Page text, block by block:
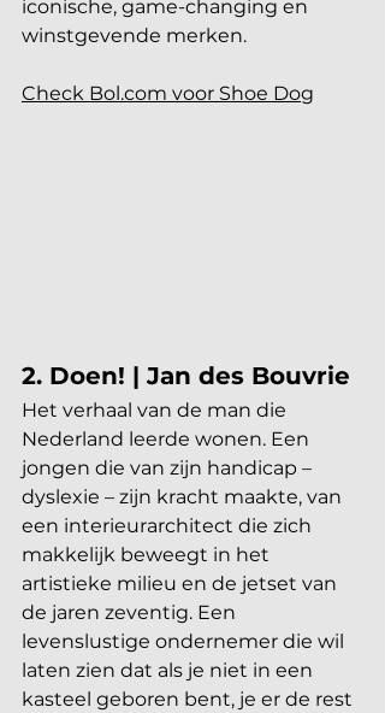
iconische, game-changing en
winstgevende merken.
Check Bol.com voor Shoe Dog
2. Doen! | Jan des Bouvrie
Het verhaal van de man die
Nederland leerde wonen. Een
jongen die van zijn handicap –
dyslexie – zijn kracht maakte, van
een interieurarchitect die zich
makkelijk beweegt in het
artistieke milieu en de jetset van
de jaren zeventig. Een
levenslustige ondernemer die wil
laten zien dat als je niet in een
kasteel geboren bent, je er de rest